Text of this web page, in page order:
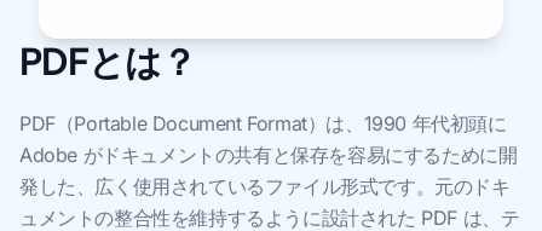
PDFとは？
PDF（Portable Document Format）は、1990 年代初頭に
Adobe がドキュメントの共有と保存を容易にするために開
発した、広く使用されているファイル形式です。元のドキ
ュメントの整合性を維持するように設計された PDF は、テ